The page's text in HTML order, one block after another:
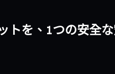
トを、1つの安全